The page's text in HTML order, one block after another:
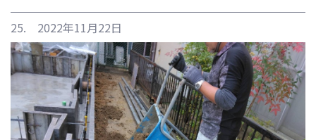
25. 2022年11月22日